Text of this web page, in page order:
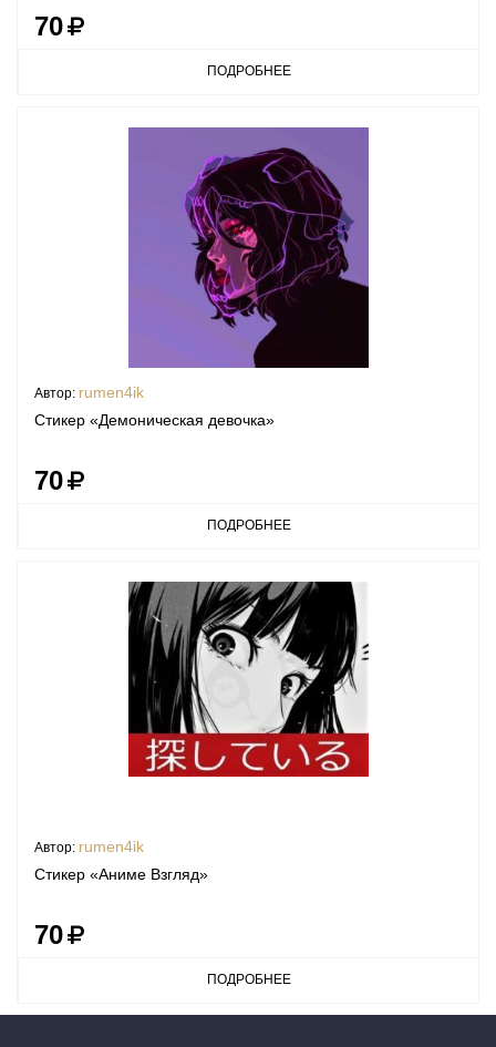
70
ПОДРОБНЕЕ
Автор: rumen4ik
Стикер «Демоническая девочка»
70
ПОДРОБНЕЕ
Автор: rumen4ik
Стикер «Аниме Взгляд»
70
ПОДРОБНЕЕ